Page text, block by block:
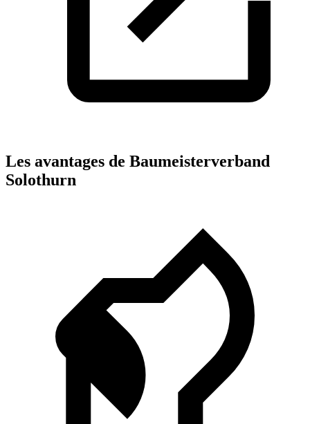
Les avantages de Baumeisterverband
Solothurn